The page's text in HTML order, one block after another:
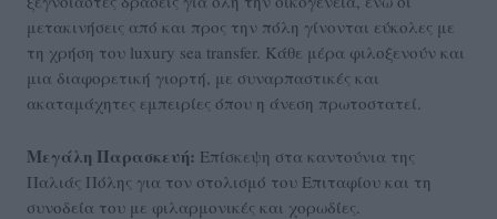
μετακινήσεις από και προς την πόλη γίνονται εύκολες με
τη χρήση του luxury sea transfer. Κάθε μέρα φιλοξενούν και
μια διαφορετική γιορτή, με συναρπαστικές και
ακαταμάχητες εμπειρίες όπου η άνεση πρωτοστατεί.
Μεγάλη Παρασκευή: Επίσκεψη στα καντούνια της
Παλιάς Πόλης για τον στολισμό του Επιταφίου και τη
συνοδεία του με φιλαρμονικές και χορωδίες.